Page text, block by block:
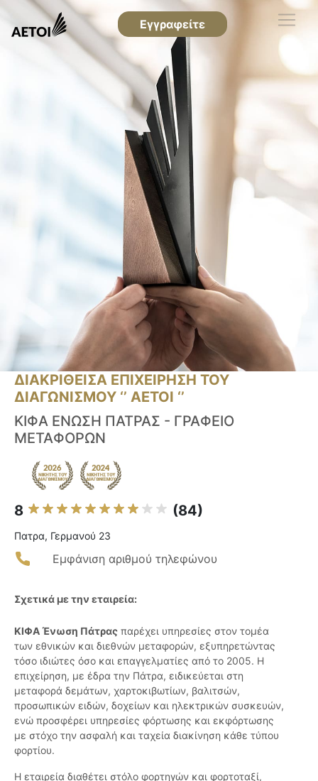
Εγγραφείτε
ΔΙΑΚΡΙΘΕΙΣΑ ΕΠΙΧΕΙΡΗΣΗ ΤΟΥ
ΔΙΑΓΩΝΙΣΜΟΥ ‘’ ΑΕΤΟΙ ‘’
ΚΙΦΑ ΕΝΩΣΗ ΠΑΤΡΑΣ - ΓΡΑΦΕΙΟ
ΜΕΤΑΦΟΡΩΝ
8 (84)
Πατρα, Γερμανού 23
Εμφάνιση αριθμού τηλεφώνου
Σχετικά με την εταιρεία:
ΚΙΦΑ Ένωση Πάτρας παρέχει υπηρεσίες στον τομέα
των εθνικών και διεθνών μεταφορών, εξυπηρετώντας
τόσο ιδιώτες όσο και επαγγελματίες από το 2005. Η
επιχείρηση, με έδρα την Πάτρα, ειδικεύεται στη
μεταφορά δεμάτων, χαρτοκιβωτίων, βαλιτσών,
προσωπικών ειδών, δοχείων και ηλεκτρικών συσκευών,
ενώ προσφέρει υπηρεσίες φόρτωσης και εκφόρτωσης
με στόχο την ασφαλή και ταχεία διακίνηση κάθε τύπου
φορτίου.
Η εταιρεία διαθέτει στόλο φορτηγών και φορτοταξί,